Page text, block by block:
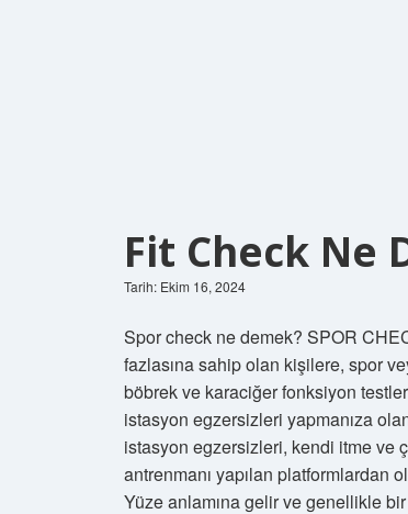
Fit Check Ne
Tarih: Ekim 16, 2024
Spor check ne demek? SPOR
fazlasına sahip olan kişilere, spor
böbrek ve karaciğer fonksiyon
istasyon egzersizleri yapmanıza
istasyon egzersizleri, kendi itme ve
antrenmanı yapılan platformlardan
Yüze anlamına gelir ve genellikle